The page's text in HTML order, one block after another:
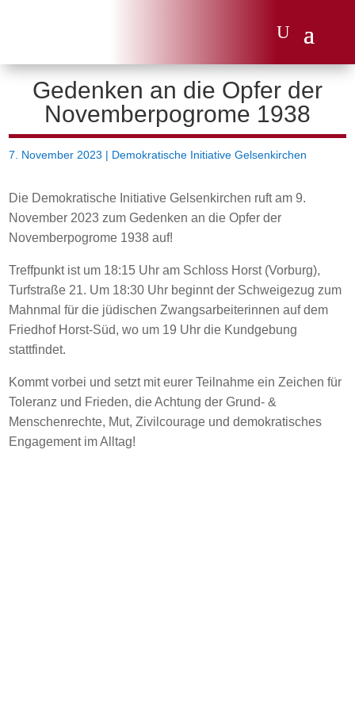
Gedenken an die Opfer der
Novemberpogrome 1938
7. November 2023 | Demokratische Initiative Gelsenkirchen
Die Demokratische Initiative Gelsenkirchen ruft am 9.
November 2023 zum Gedenken an die Opfer der
Novemberpogrome 1938 auf!
Treffpunkt ist um 18:15 Uhr am Schloss Horst (Vorburg),
Turfstraße 21. Um 18:30 Uhr beginnt der Schweigezug zum
Mahnmal für die jüdischen Zwangsarbeiterinnen auf dem
Friedhof Horst-Süd, wo um 19 Uhr die Kundgebung
stattfindet.
Kommt vorbei und setzt mit eurer Teilnahme ein Zeichen für
Toleranz und Frieden, die Achtung der Grund- &
Menschenrechte, Mut, Zivilcourage und demokratisches
Engagement im Alltag!